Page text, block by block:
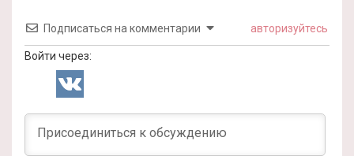
Подписаться на комментарии авторизуйтесь
Войти через: